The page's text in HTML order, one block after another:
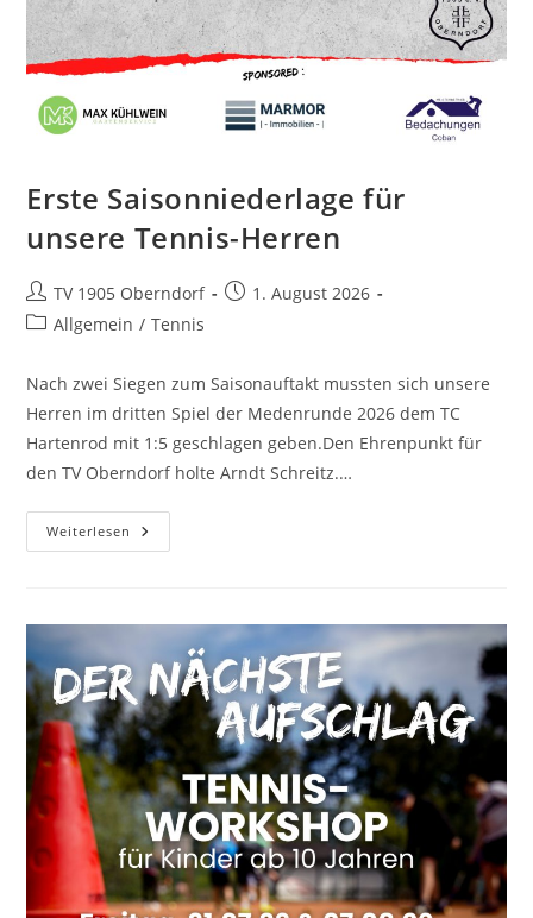
Erste Saisonniederlage für
unsere Tennis-Herren
TV 1905 Oberndorf
1. August 2026
Allgemein / Tennis
Nach zwei Siegen zum Saisonauftakt mussten sich unsere
Herren im dritten Spiel der Medenrunde 2026 dem TC
Hartenrod mit 1:5 geschlagen geben.Den Ehrenpunkt für
den TV Oberndorf holte Arndt Schreitz.…
Weiterlesen